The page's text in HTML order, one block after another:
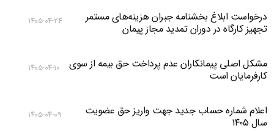
درخواست ابلاغ بخشنامه جبران هزینه‌های مستمر
تجهیز کارگاه در دوران تمدید مجاز پیمان
۱۴۰۵-۰۴-۲۴
مشکل اصلی پیمانکاران عدم پرداخت حق بیمه از سوی
کارفرمایان است
۱۴۰۵-۰۴-۱۰
اعلام شماره حساب جدید جهت واریز حق عضویت
سال ۱۴۰۵
۱۴۰۵-۰۴-۰۹